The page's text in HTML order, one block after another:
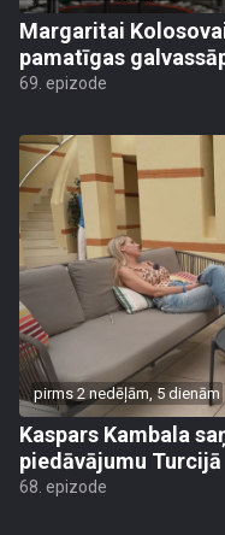
Margaritai
pamatīgas
69. epizode
pirms 2 nedēļām, 5 dienām
Kaspars Kambala
piedāvājumu Turcijā
68. epizode